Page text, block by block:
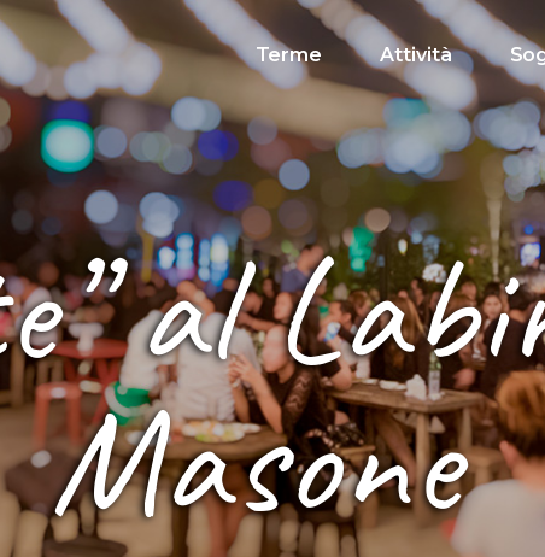
Terme Attività
al
Masone